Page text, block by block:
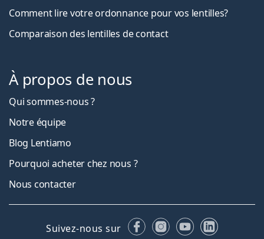
Comment lire votre ordonnance pour vos lentilles?
Comparaison des lentilles de contact
À propos de nous
Qui sommes-nous ?
Notre équipe
Blog Lentiamo
Pourquoi acheter chez nous ?
Nous contacter
Suivez-nous sur FacebookInstagram
YouTubeLinkedIn